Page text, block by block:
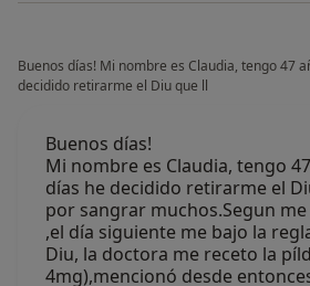
Buenos días! Mi nombre es Claudia, tengo 47
decidido retirarme el Diu que ll
Buenos días!
Mi nombre es Claudia, tengo
días he decidido retirarme el
por sangrar muchos.Segun
,el día siguiente me bajo la
Diu, la doctora me receto la
4mg),mencionó desde